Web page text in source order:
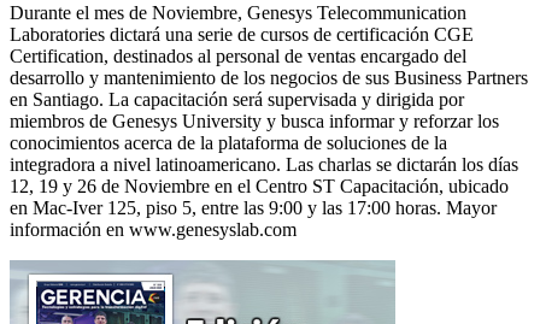
Durante el mes de Noviembre, Genesys Telecommunication
Laboratories dictará una serie de cursos de certificación CGE
Certification, destinados al personal de ventas encargado del
desarrollo y mantenimiento de los negocios de sus Business Partners
en Santiago. La capacitación será supervisada y dirigida por
miembros de Genesys University y busca informar y reforzar los
conocimientos acerca de la plataforma de soluciones de la
integradora a nivel latinoamericano. Las charlas se dictarán los días
12, 19 y 26 de Noviembre en el Centro ST Capacitación, ubicado
en Mac-Iver 125, piso 5, entre las 9:00 y las 17:00 horas. Mayor
información en www.genesyslab.com